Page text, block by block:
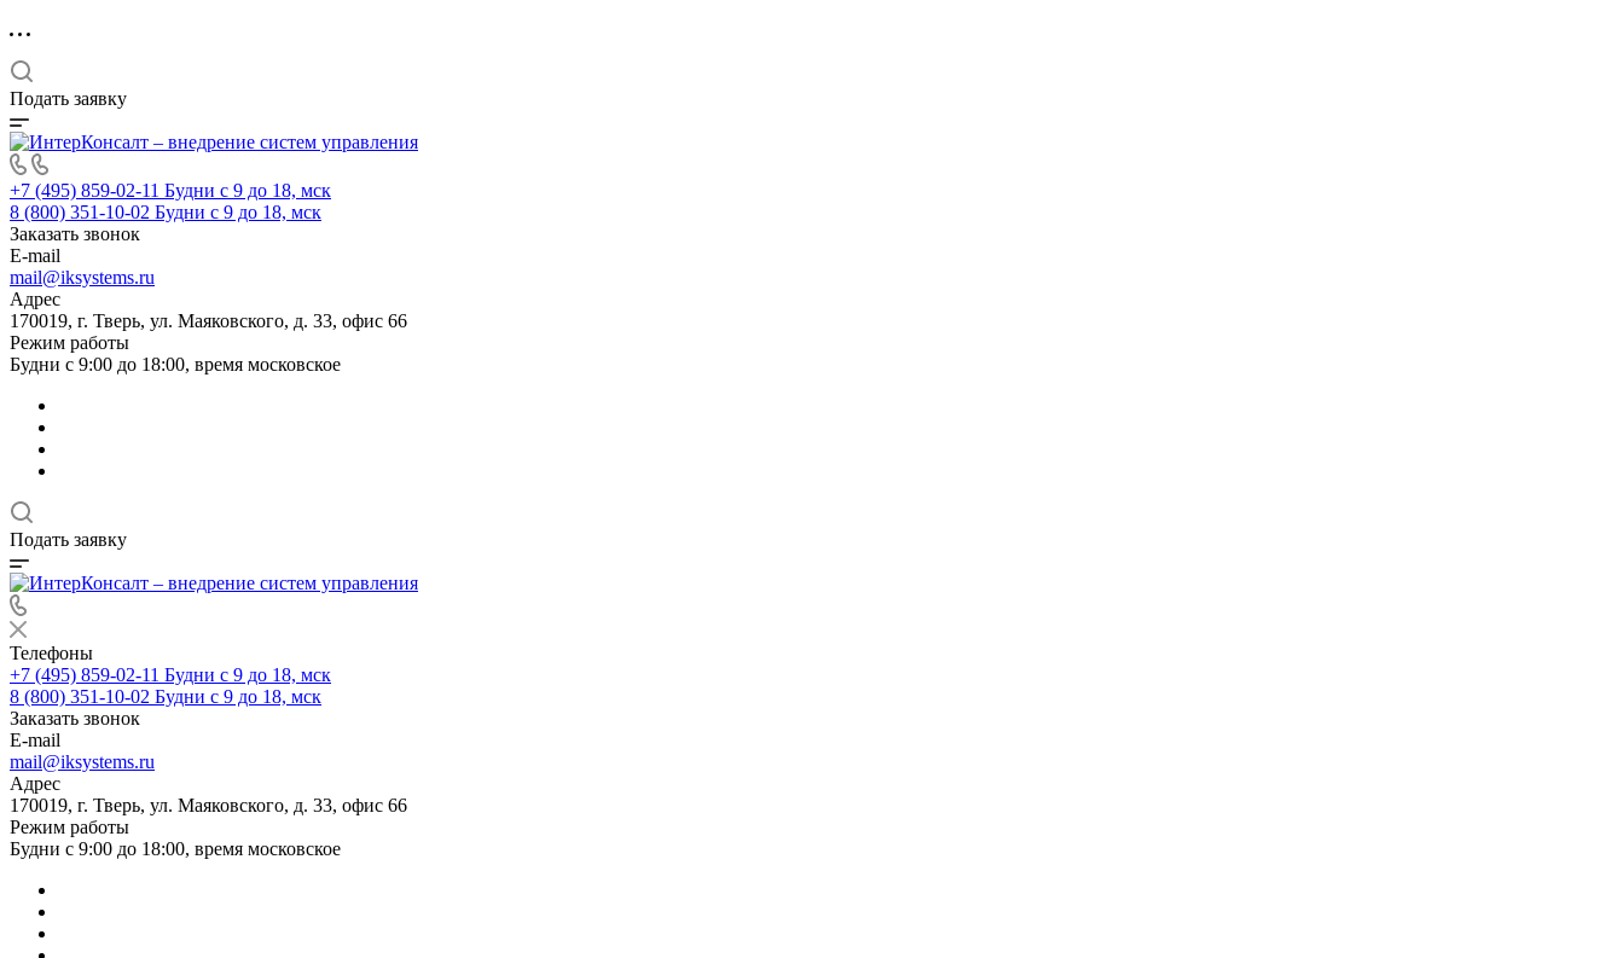
Подать заявку
+7 (495) 859-02-11 Будни с 9 до 18, мск
8 (800) 351-10-02 Будни с 9 до 18, мск
Заказать звонок
E-mail
mail@iksystems.ru
Адрес
170019, г. Тверь, ул. Маяковского, д. 33, офис 66
Режим работы
Будни с 9:00 до 18:00, время московское
Подать заявку
Телефоны
+7 (495) 859-02-11 Будни с 9 до 18, мск
8 (800) 351-10-02 Будни с 9 до 18, мск
Заказать звонок
E-mail
mail@iksystems.ru
Адрес
170019, г. Тверь, ул. Маяковского, д. 33, офис 66
Режим работы
Будни с 9:00 до 18:00, время московское